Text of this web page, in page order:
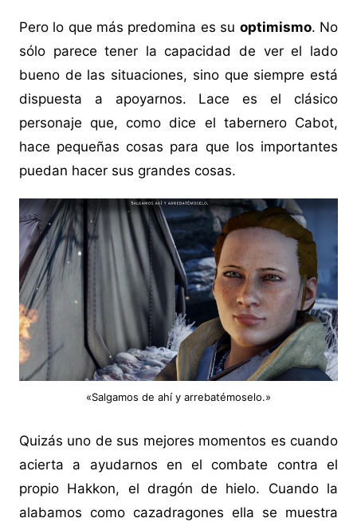
Pero lo que más predomina es su optimismo. No
sólo parece tener la capacidad de ver el lado
bueno de las situaciones, sino que siempre está
dispuesta a apoyarnos. Lace es el clásico
personaje que, como dice el tabernero Cabot,
hace pequeñas cosas para que los importantes
puedan hacer sus grandes cosas.
«Salgamos de ahí y arrebatémoselo.»
Quizás uno de sus mejores momentos es cuando
acierta a ayudarnos en el combate contra el
propio Hakkon, el dragón de hielo. Cuando la
alabamos como cazadragones ella se muestra